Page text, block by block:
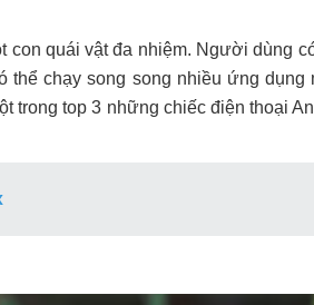
con quái vật đa nhiệm. Người dùng
chạy song song nhiều ứng dụng
trong top 3 những chiếc điện thoại